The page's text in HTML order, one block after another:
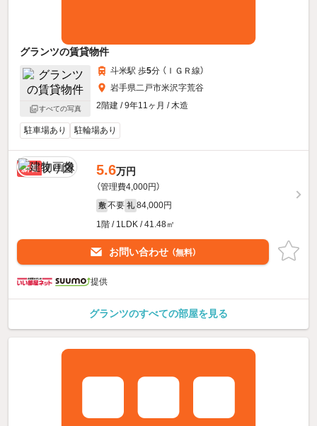
グランツの賃貸物件
すべての写真
斗米駅 歩5分 （ＩＧＲ線）
岩手県二戸市米沢字荒谷
2階建 / 9年11ヶ月 / 木造
駐車場あり 駐輪場あり
新着 5.6万円
（管理費4,000円）
敷 不要 礼 84,000円
1階 / 1LDK / 41.48㎡
お問い合わせ （無料）
提供
グランツのすべての部屋を見る